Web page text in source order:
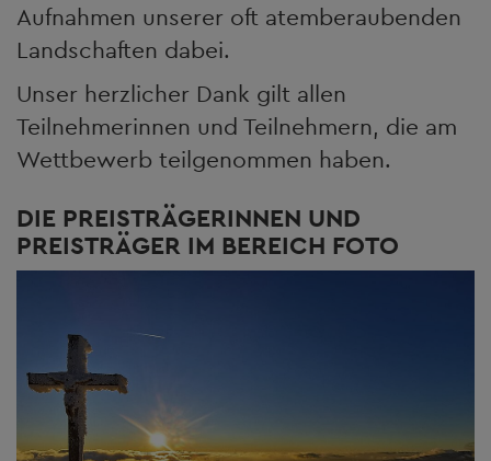
Aufnahmen unserer oft atemberaubenden
Landschaften dabei.
Unser herzlicher Dank gilt allen
Teilnehmerinnen und Teilnehmern, die am
Wettbewerb teilgenommen haben.
DIE PREISTRÄGERINNEN UND
PREISTRÄGER IM BEREICH FOTO